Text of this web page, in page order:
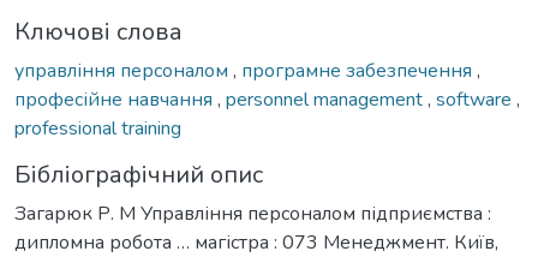
Ключові слова
управління персоналом , програмне забезпечення ,
професійне навчання , personnel management, software ,
professional training
Бібліографічний опис
Загарюк Р. М Управління персоналом підприємства :
дипломна робота … магістра : 073 Менеджмент. Київ,